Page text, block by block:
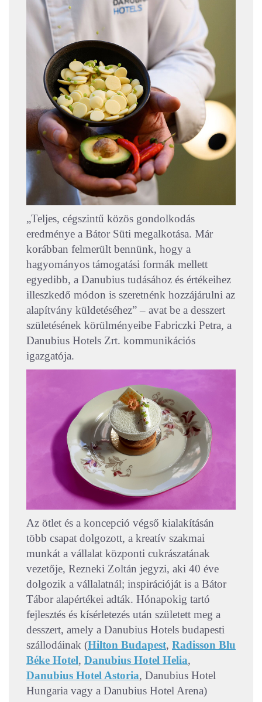
„Teljes, cégszintű közös gondolkodás
eredménye a Bátor Süti megalkotása. Már
korábban felmerült bennünk, hogy a
hagyományos támogatási formák mellett
egyedibb, a Danubius tudásához és értékeihez
illeszkedő módon is szeretnénk hozzájárulni az
alapítvány küldetéséhez” – avat be a desszert
születésének körülményeibe Fabriczki Petra, a
Danubius Hotels Zrt. kommunikációs
igazgatója.
Az ötlet és a koncepció végső kialakításán
több csapat dolgozott, a kreatív szakmai
munkát a vállalat központi cukrászatának
vezetője, Rezneki Zoltán jegyzi, aki 40 éve
dolgozik a vállalatnál; inspirációját is a Bátor
Tábor alapértékei adták. Hónapokig tartó
fejlesztés és kísérletezés után született meg a
desszert, amely a Danubius Hotels budapesti
szállodáinak (Hilton Budapest, Radisson Blu
Béke Hotel, Danubius Hotel Helia,
Danubius Hotel Astoria, Danubius Hotel
Hungaria vagy a Danubius Hotel Arena)